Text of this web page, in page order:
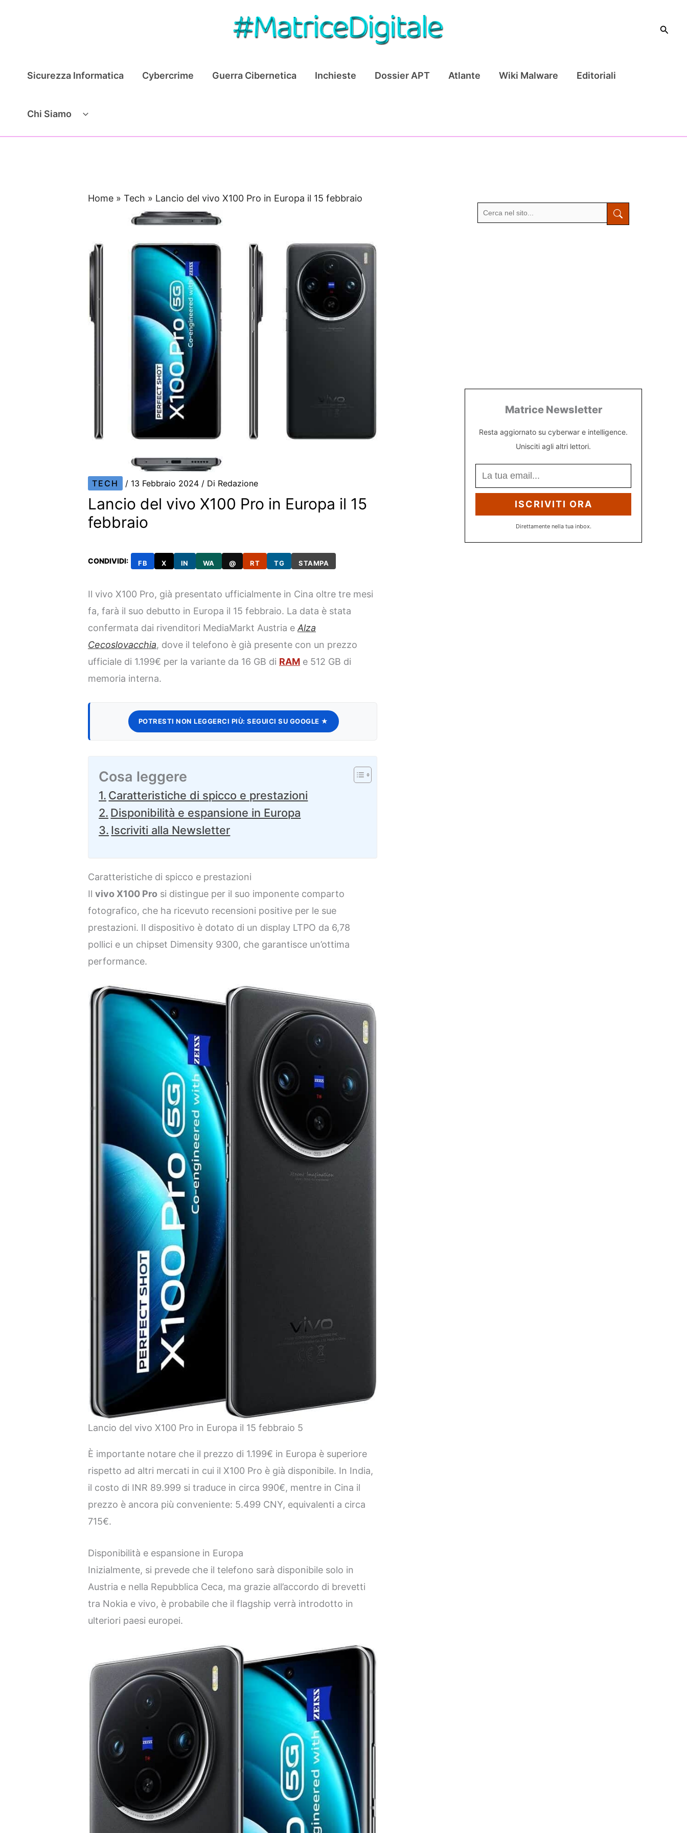
Cerca
Sicurezza Informatica Cybercrime Guerra Cibernetica Inchieste Dossier APT Atlante Wiki Malware Editoriali
Chi Siamo
Home »Tech » Lancio del vivo X100 Pro in Europa il 15 febbraio
TECH / 13 Febbraio 2024 / Di Redazione
Lancio del vivo X100 Pro in Europa il 15
febbraio
CONDIVIDI: FB X IN WA @ RT TG STAMPA
Il vivo X100 Pro, già presentato ufficialmente in Cina oltre tre mesi
fa, farà il suo debutto in Europa il 15 febbraio. La data è stata
confermata dai rivenditori MediaMarkt Austria eAlza
Cecoslovacchia, dove il telefono è già presente con un prezzo
ufficiale di 1.199€ per la variante da 16 GB di RAM e 512 GB di
memoria interna.
POTRESTI NON LEGGERCI PIÙ: SEGUICI SU GOOGLE ★
Cosa leggere
Caratteristiche di spicco e prestazioni
Disponibilità e espansione in Europa
Iscriviti alla Newsletter
Caratteristiche di spicco e prestazioni
Ilvivo X100 Pro si distingue per il suo imponente comparto
fotografico, che ha ricevuto recensioni positive per le sue
prestazioni. Il dispositivo è dotato di un display LTPO da 6,78
pollici e un chipset Dimensity 9300, che garantisce un’ottima
performance.
Lancio del vivo X100 Pro in Europa il 15 febbraio 5
È importante notare che il prezzo di 1.199€ in Europa è superiore
rispetto ad altri mercati in cui il X100 Pro è già disponibile. In India,
il costo di INR 89.999 si traduce in circa 990€, mentre in Cina il
prezzo è ancora più conveniente: 5.499 CNY, equivalenti a circa
715€.
Disponibilità e espansione in Europa
Inizialmente, si prevede che il telefono sarà disponibile solo in
Austria e nella Repubblica Ceca, ma grazie all’accordo di brevetti
tra Nokia e vivo, è probabile che il flagship verrà introdotto in
ulteriori paesi europei.
Matrice Newsletter
Resta aggiornato su cyberwar e intelligence.
Unisciti agli altri lettori.
ISCRIVITI ORA
Direttamente nella tua inbox.